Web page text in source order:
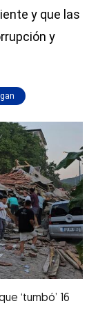
y que las
y
‘tumbó’ 16